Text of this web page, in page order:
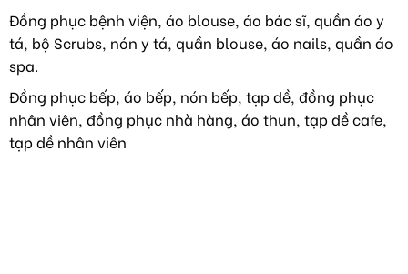
như
hoa
TIẾP
TỤC
TẠI
MỸ
Đồng phục bệnh viện, áo blouse, áo bác sĩ, quần áo y
tá, bộ Scrubs, nón y tá, quần blouse, áo nails, quần áo
spa.
Đồng phục bếp, áo bếp, nón bếp, tạp dề, đồng phục
nhân viên, đồng phục nhà hàng, áo thun, tạp dề cafe,
tạp dề nhân viên